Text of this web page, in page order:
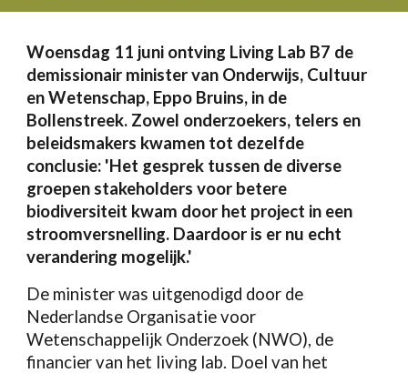
Woensdag 11 juni ontving Living Lab B7 de
demissionair minister van Onderwijs, Cultuur
en Wetenschap, Eppo Bruins, in de
Bollenstreek. Zowel onderzoekers, telers en
beleidsmakers kwamen tot dezelfde
conclusie: 'Het gesprek tussen de diverse
groepen stakeholders voor betere
biodiversiteit kwam door het project in een
stroomversnelling. Daardoor is er nu echt
verandering mogelijk.'
De minister was uitgenodigd door de
Nederlandse Organisatie voor
Wetenschappelijk Onderzoek (NWO), de
financier van het living lab. Doel van het